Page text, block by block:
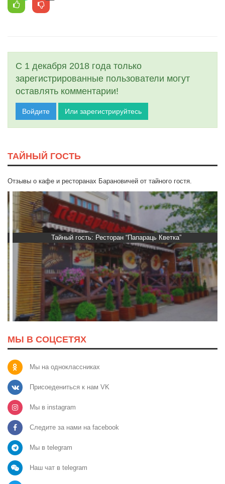
С 1 декабря 2018 года только
зарегистрированные пользователи могут
оставлять комментарии!
Войдите Или зарегистрируйтесь
ТАЙНЫЙ ГОСТЬ
Отзывы о кафе и ресторанах Барановичей от тайного гостя.
Тайный гость: Ресторан “Папараць Кветка”
МЫ В СОЦСЕТЯХ
Мы на одноклассниках
Присоедениться к нам VK
Мы в instagram
Следите за нами на facebook
Мы в telegram
Наш чат в telegram